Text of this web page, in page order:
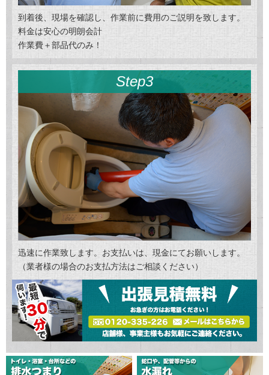
到着後、現場を確認し、作業前に費用のご説明を致します。
料金は安心の明朗会計
作業費＋部品代のみ！
Step3
迅速に作業致します。お支払いは、現金にてお願いします。
（業者様の場合のお支払方法はご相談ください）